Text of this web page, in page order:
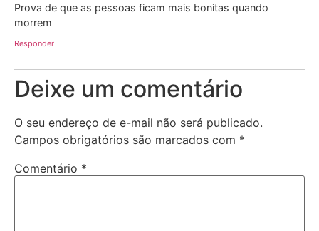
Prova de que as pessoas ficam mais bonitas quando
morrem
Responder
Deixe um comentário
O seu endereço de e-mail não será publicado.
Campos obrigatórios são marcados com *
Comentário *